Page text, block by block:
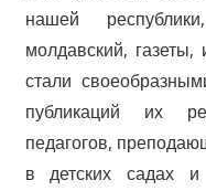
нашей
молдавский,
стали
публикаций их
педагогов,
в детских садах